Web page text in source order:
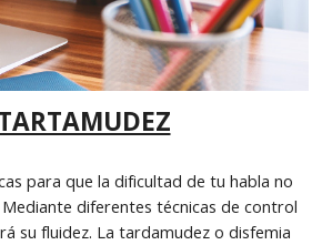
para que la dificultad de tu habla no
diferentes técnicas de control
su fluidez. La tardamudez o disfemia